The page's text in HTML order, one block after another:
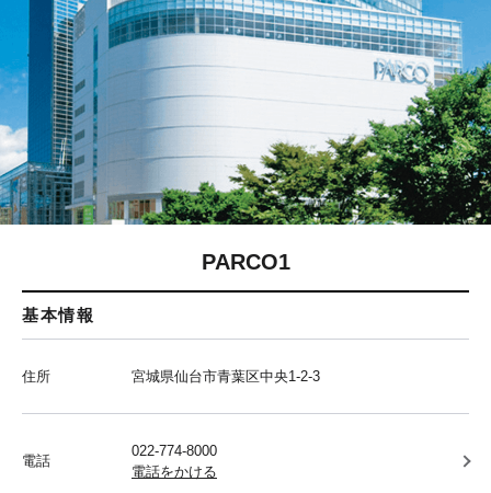
PARCO1
基本情報
住所 宮城県仙台市青葉区中央1-2-3
電話
022-774-8000
電話をかける